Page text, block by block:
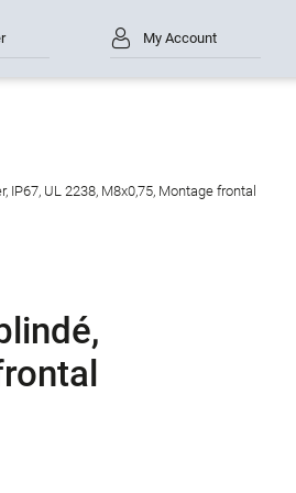
My Account
IP67, UL 2238, M8x0,75, Montage frontal